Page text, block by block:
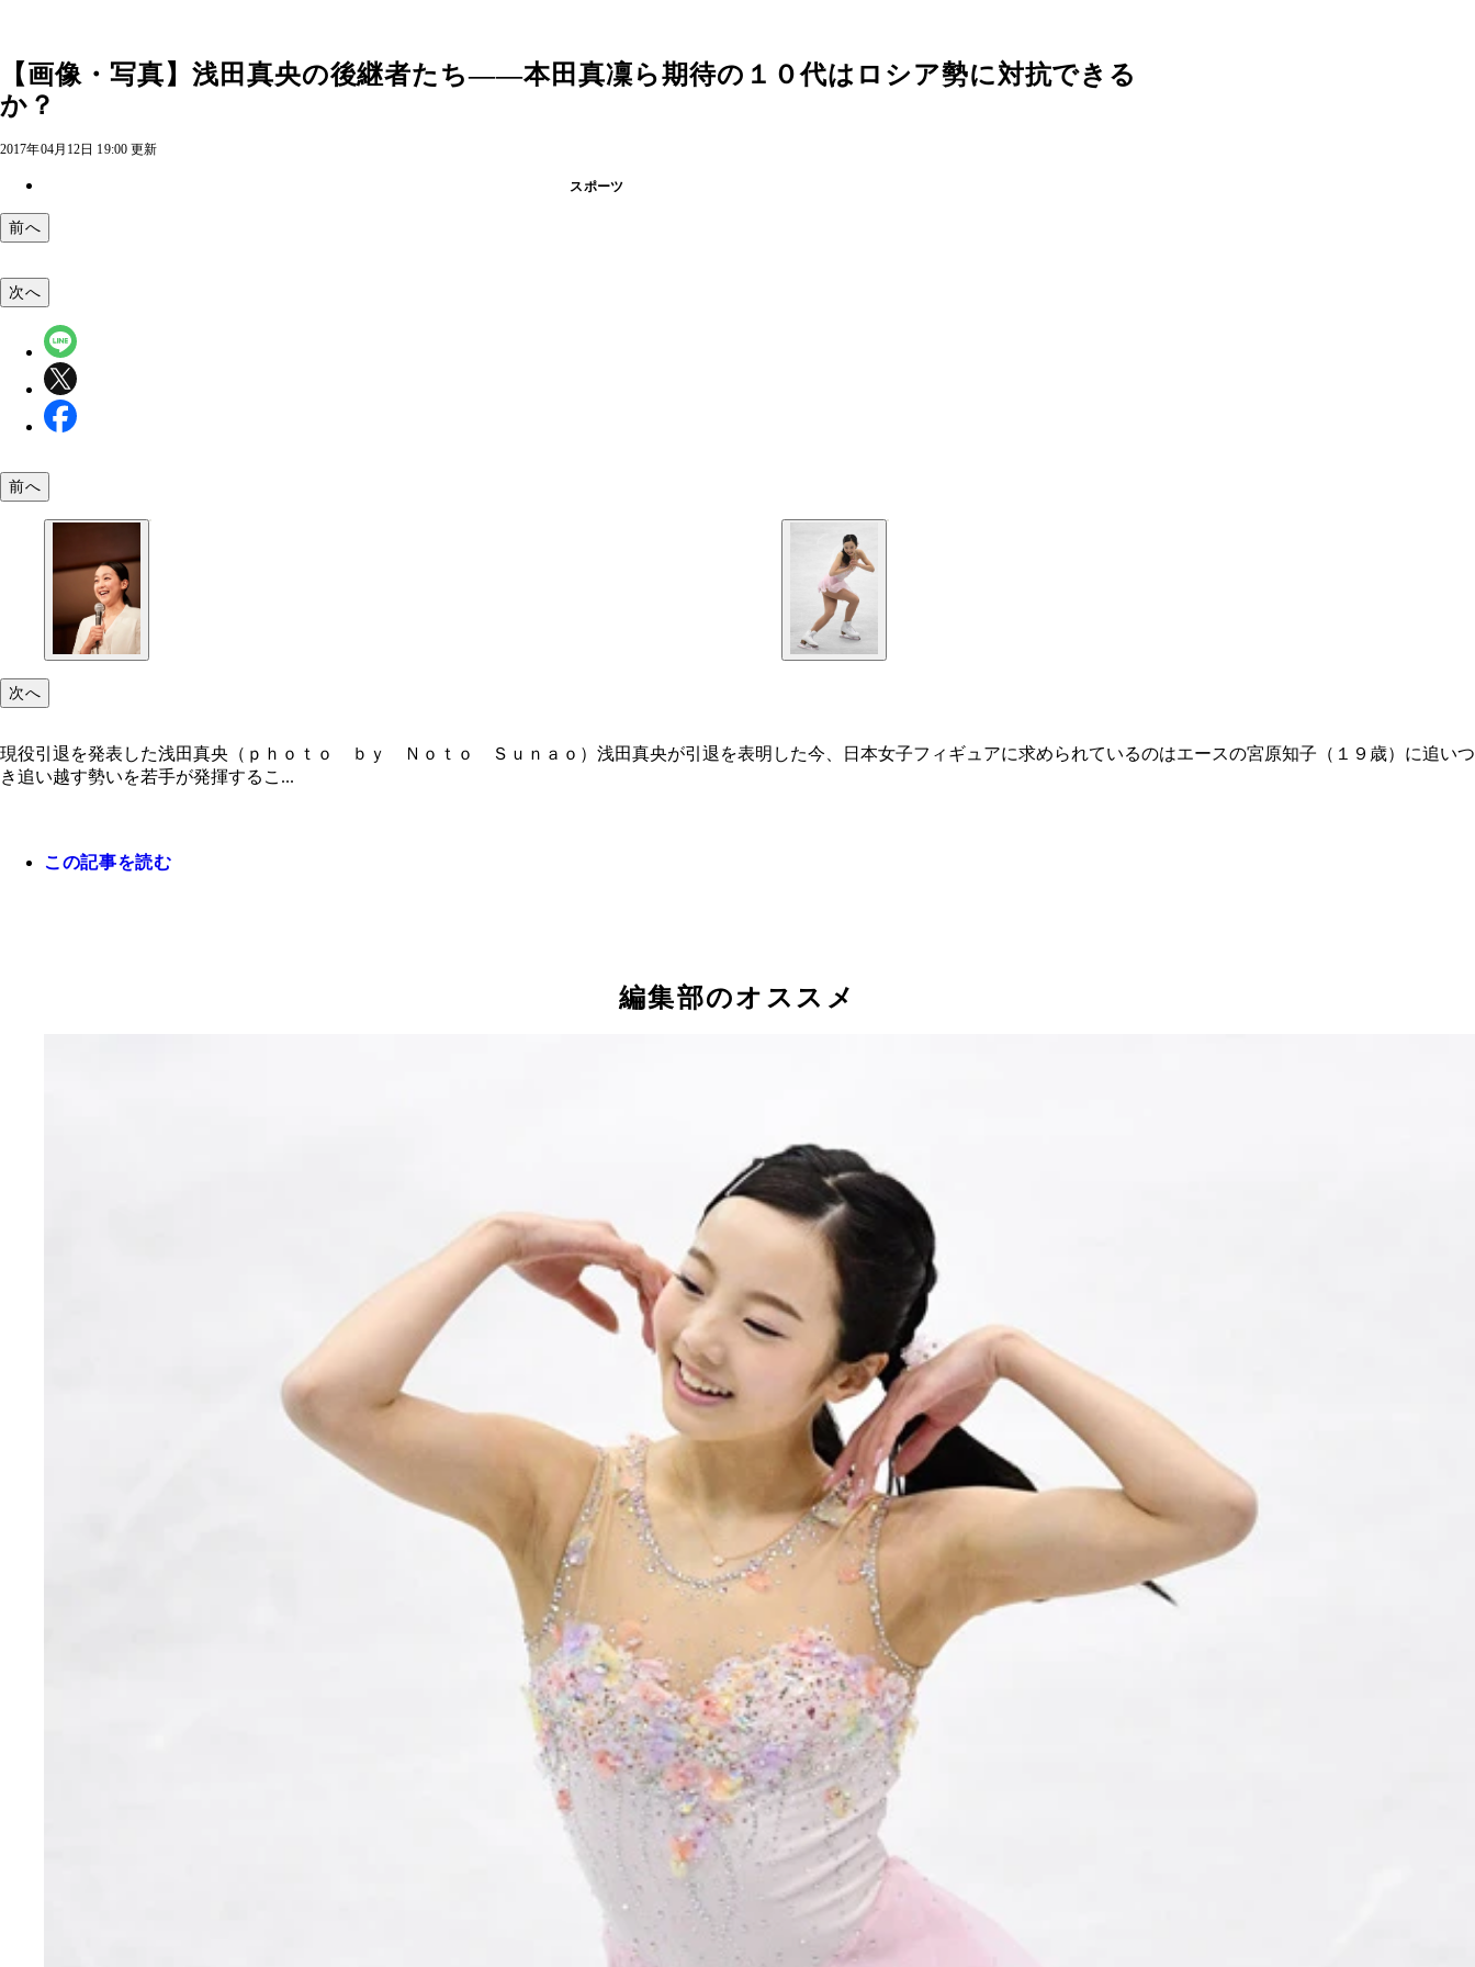
【画像・写真】浅田真央の後継者たち――本田真凜ら期待の１０代はロシア勢に対抗できる
か？
2017年04月12日 19:00 更新
スポーツ
前へ
次へ
前へ
次へ
現役引退を発表した浅田真央（ｐｈｏｔｏ ｂｙ Ｎｏｔｏ Ｓｕｎａｏ）浅田真央が引退を表明した今、日本女子フィギュアに求められているのはエースの宮原知子（１９歳）に追いつ
き追い越す勢いを若手が発揮するこ...
この記事を読む
編集部のオススメ